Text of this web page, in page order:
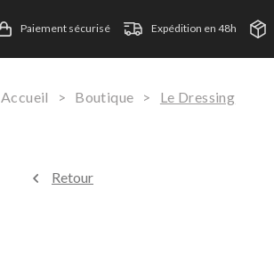
Paiement sécurisé Expédition en 48h
Accueil > Boutique > Le Dressing
Retour